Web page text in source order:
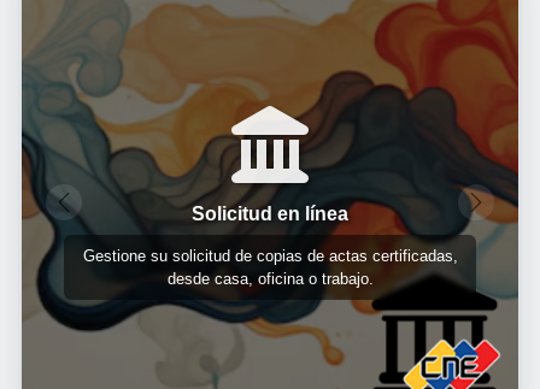
Solicitud en línea
solicitud de copias de actas certificadas,
desde casa, oficina o trabajo.
Copias actas
Anterior